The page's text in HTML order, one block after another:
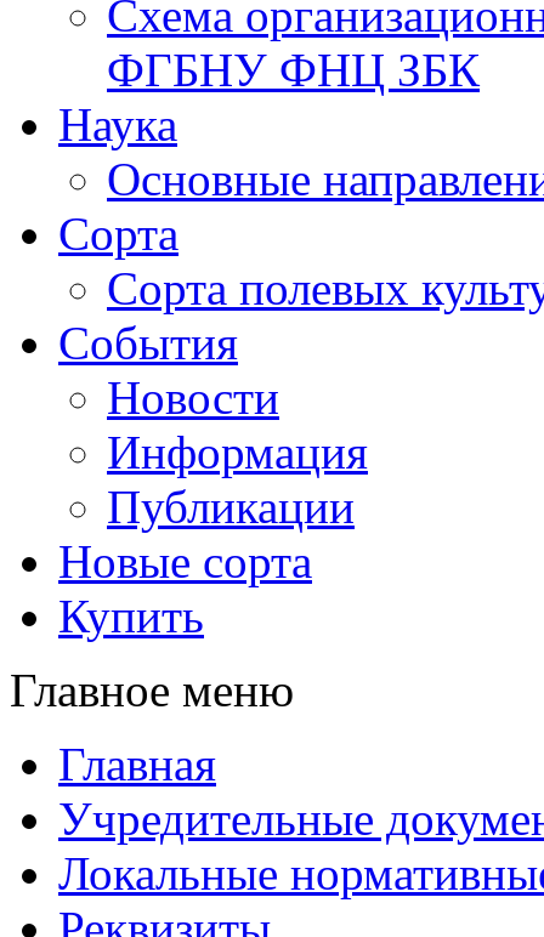
Схема
ФГБНУ ФНЦ ЗБК
Наука
Основные
Сорта
Сорта полевых
События
Новости
Информация
Публикации
Новые сорта
Купить
Главное меню
Главная
Учредительные
Локальные